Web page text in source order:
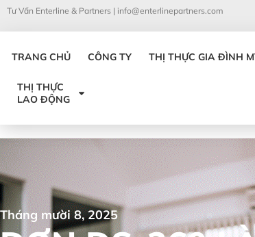
Tư Vấn Enterline & Partners | info@enterlinepartners.com
TRANG CHỦ CÔNG TY THỊ THỰC GIA ĐÌNH
THỊ THỰC
LAO ĐỘNG
Tháng mười 8, 2025